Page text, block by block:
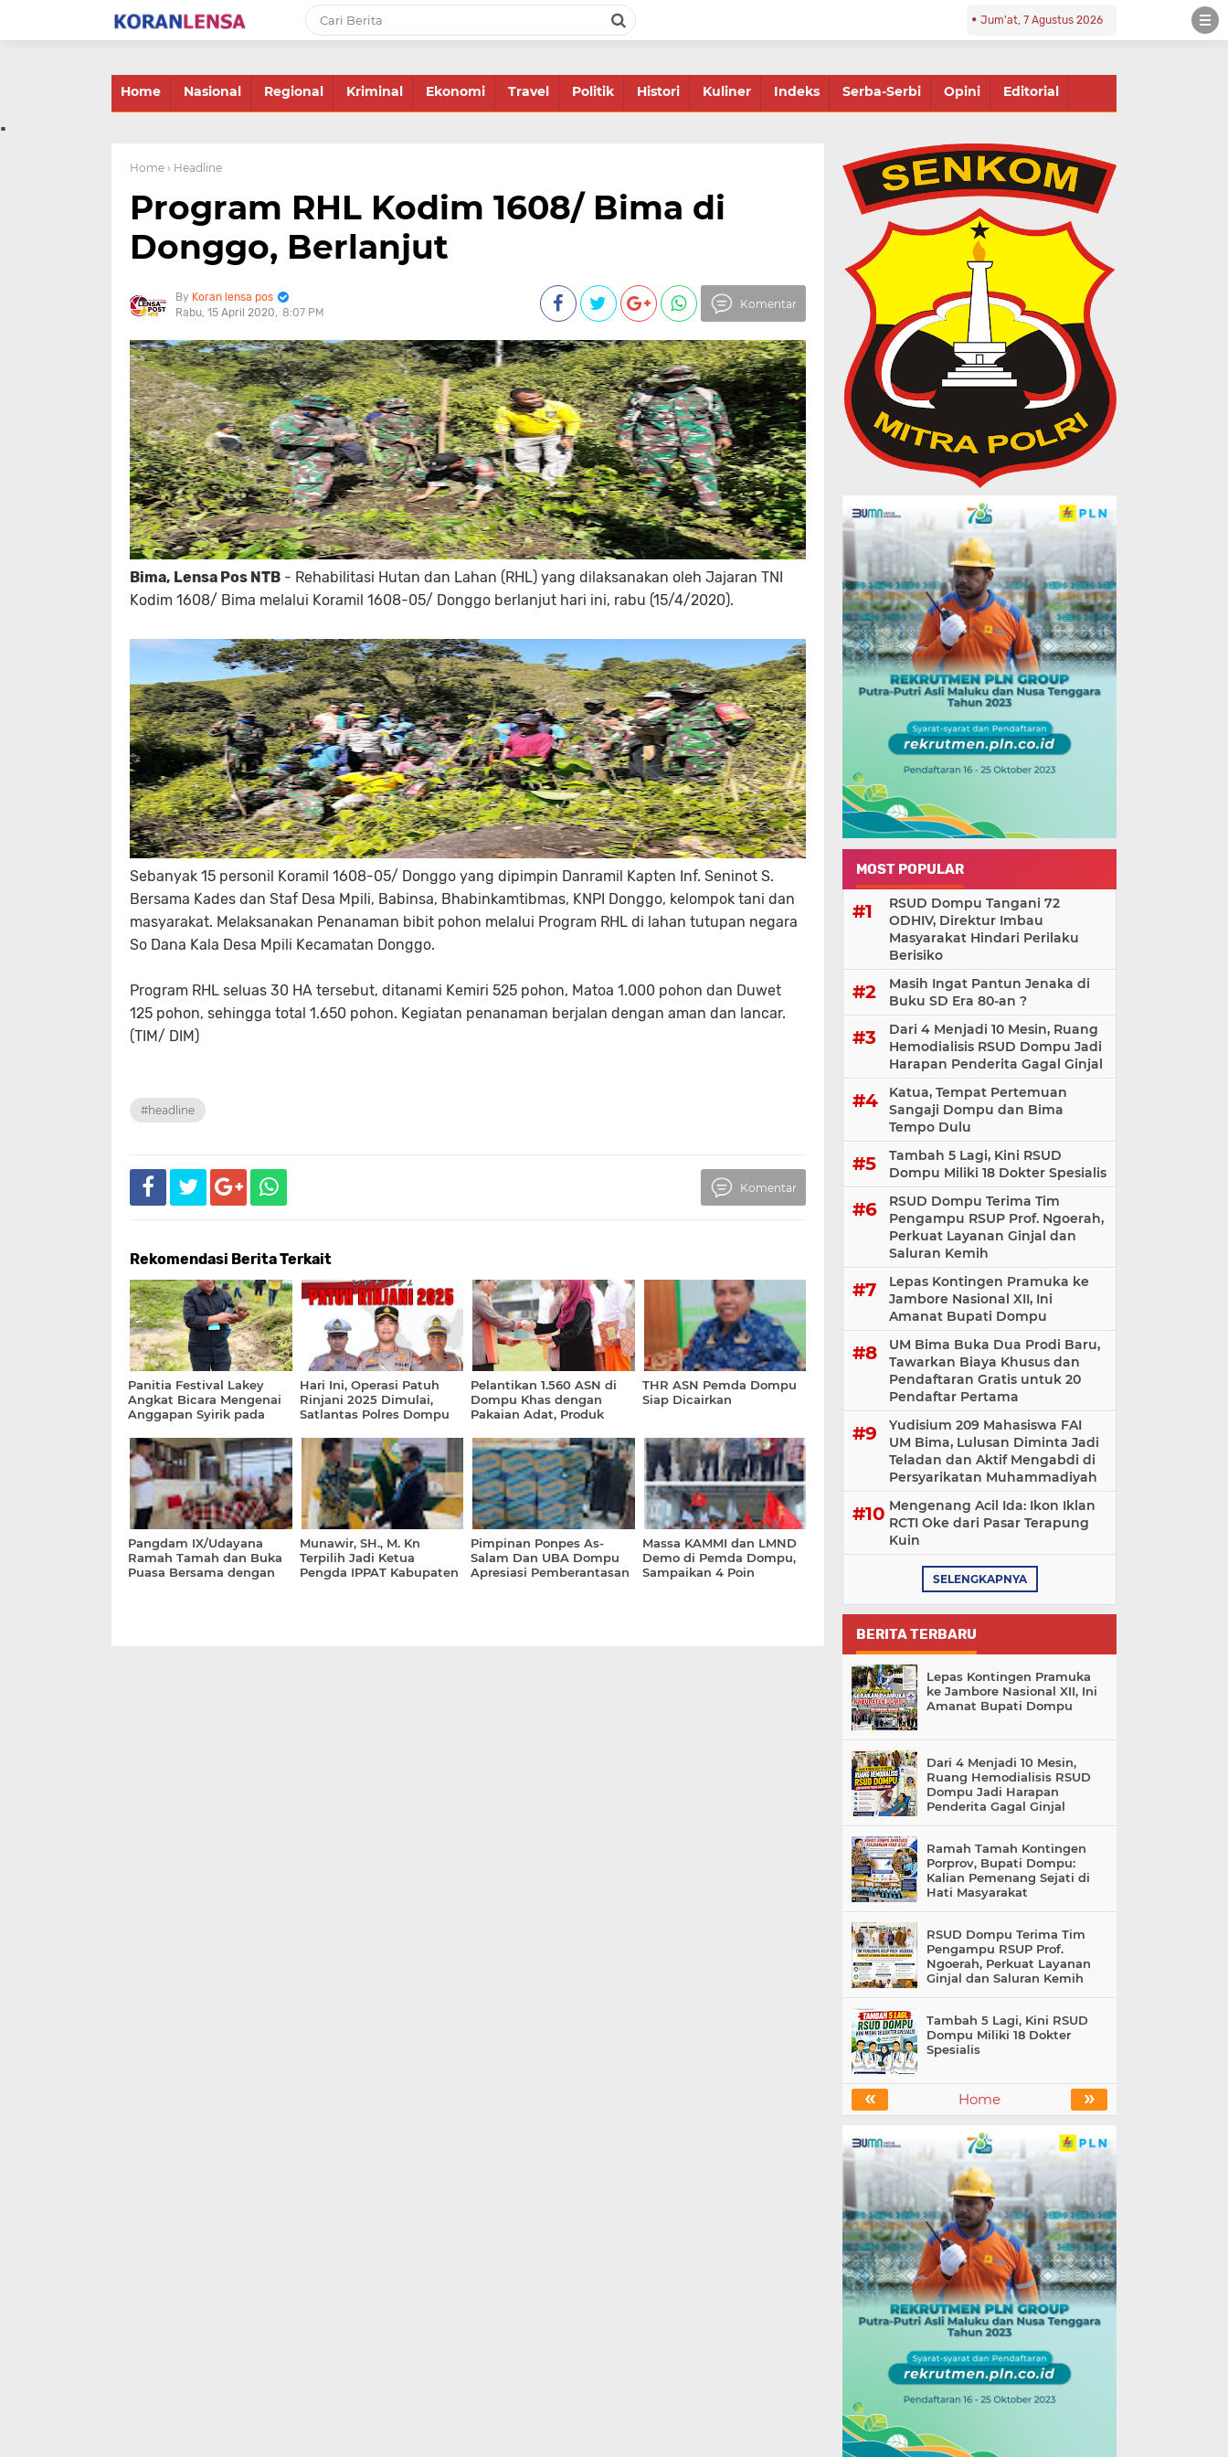
Jum'at, 7 Agustus 2026
Home Nasional Regional Kriminal Ekonomi Travel Politik Histori Kuliner Indeks Serba-Serbi Opini Editorial
.
Home › Headline
Program RHL Kodim 1608/ Bima di
Donggo, Berlanjut
Koran lensa pos
Rabu, 15 April 2020
8:07 PM
Komentar
Bima, Lensa Pos NTB - Rehabilitasi Hutan dan Lahan (RHL) yang dilaksanakan oleh Jajaran TNI
Kodim 1608/ Bima melalui Koramil 1608-05/ Donggo berlanjut hari ini, rabu (15/4/2020).
Sebanyak 15 personil Koramil 1608-05/ Donggo yang dipimpin Danramil Kapten Inf. Seninot S.
Bersama Kades dan Staf Desa Mpili, Babinsa, Bhabinkamtibmas, KNPI Donggo, kelompok tani dan
masyarakat. Melaksanakan Penanaman bibit pohon melalui Program RHL di lahan tutupan negara
So Dana Kala Desa Mpili Kecamatan Donggo.
Program RHL seluas 30 HA tersebut, ditanami Kemiri 525 pohon, Matoa 1.000 pohon dan Duwet
125 pohon, sehingga total 1.650 pohon. Kegiatan penanaman berjalan dengan aman dan lancar.
(TIM/ DIM)
#headline
Komentar
Rekomendasi Berita Terkait
Panitia Festival Lakey
Angkat Bicara Mengenai
Anggapan Syirik pada
Hari Ini, Operasi Patuh
Rinjani 2025 Dimulai,
Satlantas Polres Dompu
Pelanggaran Lalin
Pelantikan 1.560 ASN di
Dompu Khas dengan
Pakaian Adat, Produk
THR ASN Pemda Dompu
Siap Dicairkan
Pangdam IX/Udayana
Ramah Tamah dan Buka
Puasa Bersama dengan
Munawir, SH., M. Kn
Terpilih Jadi Ketua
Pengda IPPAT Kabupaten
Pimpinan Ponpes As-
Salam Dan UBA Dompu
Apresiasi Pemberantasan
Massa KAMMI dan LMND
Demo di Pemda Dompu,
Sampaikan 4 Poin
MOST POPULAR
RSUD Dompu Tangani 72
ODHIV, Direktur Imbau
Masyarakat Hindari Perilaku
Berisiko
Masih Ingat Pantun Jenaka di
Buku SD Era 80-an ?
Dari 4 Menjadi 10 Mesin, Ruang
Hemodialisis RSUD Dompu Jadi
Harapan Penderita Gagal Ginjal
Katua, Tempat Pertemuan
Sangaji Dompu dan Bima
Tempo Dulu
Tambah 5 Lagi, Kini RSUD
Dompu Miliki 18 Dokter Spesialis
RSUD Dompu Terima Tim
Pengampu RSUP Prof. Ngoerah,
Perkuat Layanan Ginjal dan
Saluran Kemih
Lepas Kontingen Pramuka ke
Jambore Nasional XII, Ini
Amanat Bupati Dompu
UM Bima Buka Dua Prodi Baru,
Tawarkan Biaya Khusus dan
Pendaftaran Gratis untuk 20
Pendaftar Pertama
Yudisium 209 Mahasiswa FAI
UM Bima, Lulusan Diminta Jadi
Teladan dan Aktif Mengabdi di
Persyarikatan Muhammadiyah
Mengenang Acil Ida: Ikon Iklan
RCTI Oke dari Pasar Terapung
Kuin
SELENGKAPNYA
BERITA TERBARU
Lepas Kontingen Pramuka
ke Jambore Nasional XII, Ini
Amanat Bupati Dompu
Dari 4 Menjadi 10 Mesin,
Ruang Hemodialisis RSUD
Dompu Jadi Harapan
Penderita Gagal Ginjal
Ramah Tamah Kontingen
Porprov, Bupati Dompu:
Kalian Pemenang Sejati di
Hati Masyarakat
RSUD Dompu Terima Tim
Pengampu RSUP Prof.
Ngoerah, Perkuat Layanan
Ginjal dan Saluran Kemih
Tambah 5 Lagi, Kini RSUD
Dompu Miliki 18 Dokter
Spesialis
« »
Home